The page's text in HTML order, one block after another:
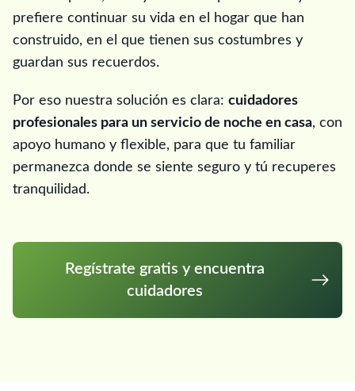
prefiere continuar su vida en el hogar que han
construido, en el que tienen sus costumbres y
guardan sus recuerdos.
Por eso nuestra solución es clara: cuidadores
profesionales para un servicio de noche en casa, con
apoyo humano y flexible, para que tu familiar
permanezca donde se siente seguro y tú recuperes
tranquilidad.
Regístrate gratis y encuentra
cuidadores